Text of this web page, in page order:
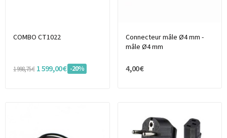
COMBO CT1022
1 998,75 € 1 599,00 € -20%
Connecteur mâle Ø4 mm -
mâle Ø4 mm
4,00 €